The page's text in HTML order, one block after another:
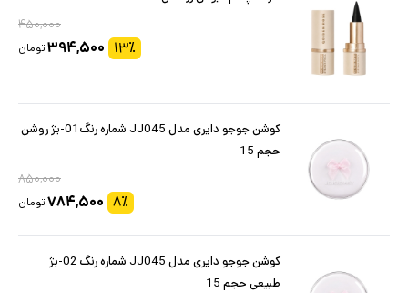
۴۵۰,۰۰۰
۱۳٪ ۳۹۴,۵۰۰تومان
کوشن جوجو دایری مدل JJ045 شماره رنگ01-بژ روشن
حجم 15
۸۵۰,۰۰۰
۸٪ ۷۸۴,۵۰۰تومان
کوشن جوجو دایری مدل JJ045 شماره رنگ 02-بژ
طبیعی حجم 15